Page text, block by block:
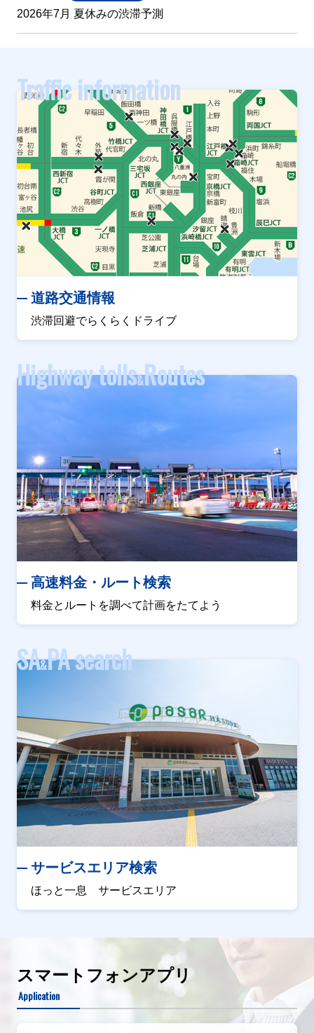
2026年7月 夏休みの渋滞予測
Traffic information
道路交通情報
渋滞回避でらくらくドライブ
Highway tolls&Routes
高速料金・ルート検索
料金とルートを調べて計画をたてよう
SA&PA search
サービスエリア検索
ほっと一息 サービスエリア
スマートフォンアプリ
Application